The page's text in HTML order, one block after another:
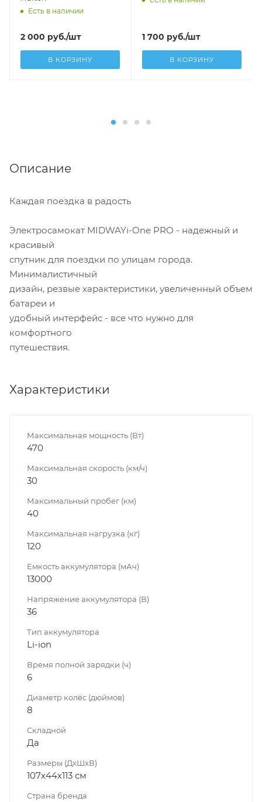
Есть в наличии
2 000 руб./шт
В КОРЗИНУ
1 700 руб./шт
В КОРЗИНУ
Описание
Каждая поездка в радость
Электросамокат MIDWAYi-One PRO - надежный и
красивый
спутник для поездки по улицам города.
Минималистичный
дизайн, резвые характеристики, увеличенный объем
батареи и
удобный интерфейс - все что нужно для
комфортного
путешествия.
Характеристики
Максимальная мощность (Вт)
470
Максимальная скорость (км/ч)
30
Максимальный пробег (км)
40
Максимальная нагрузка (кг)
120
Емкость аккумулятора (мАч)
13000
Напряжение аккумулятора (В)
36
Тип аккумулятора
Li-ion
Время полной зарядки (ч)
6
Диаметр колёс (дюймов)
8
Складной
Да
Размеры (ДхШхВ)
107х44х113 см
Страна бренда